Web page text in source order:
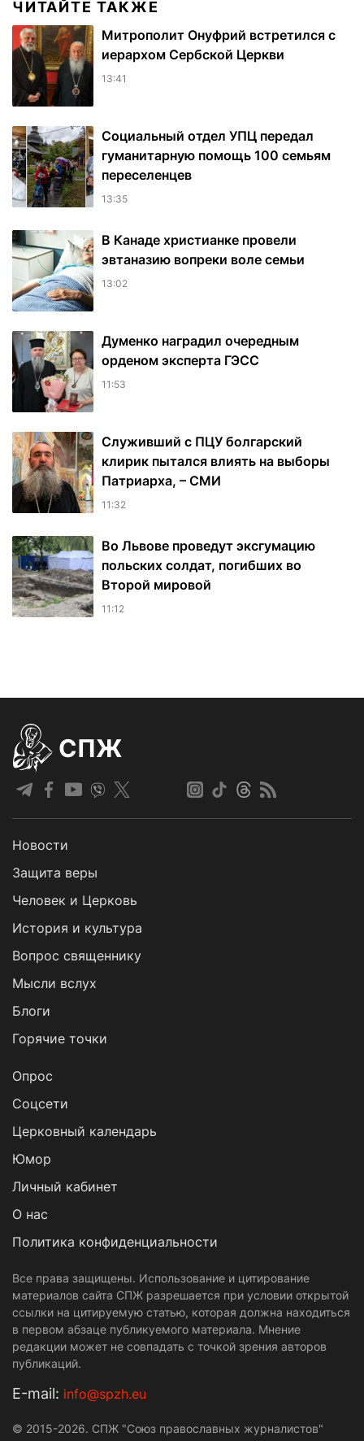
ЧИТАЙТЕ ТАКЖЕ
Митрополит Онуфрий встретился с
иерархом Сербской Церкви
13:41
Социальный отдел УПЦ передал
гуманитарную помощь 100 семьям
переселенцев
13:35
В Канаде христианке провели
эвтаназию вопреки воле семьи
13:02
Думенко наградил очередным
орденом эксперта ГЭСС
11:53
Служивший с ПЦУ болгарский
клирик пытался влиять на выборы
Патриарха, – СМИ
11:32
Во Львове проведут эксгумацию
польских солдат, погибших во
Второй мировой
11:12
СПЖ
Новости
Защита веры
Человек и Церковь
История и культура
Вопрос священнику
Мысли вслух
Блоги
Горячие точки
Опрос
Cоцсети
Церковный календарь
Юмор
Личный кабинет
О нас
Политика конфиденциальности
Все права защищены. Использование и цитирование
материалов сайта СПЖ разрешается при условии открытой
ссылки на цитируемую статью, которая должна находиться
в первом абзаце публикуемого материала. Мнение
редакции может не совпадать с точкой зрения авторов
публикаций.
Е-mail: info@spzh.eu
© 2015-2026. СПЖ "Союз православных журналистов"